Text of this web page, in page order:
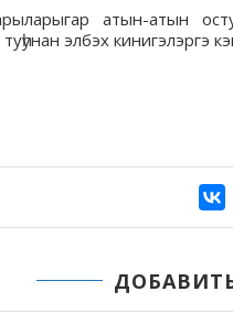
атын-атын
элбэх кинигэлэргэ